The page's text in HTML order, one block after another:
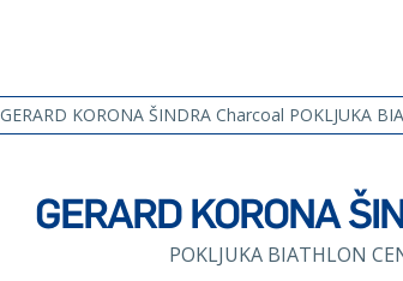
GERARD KORONA ŠINDRA Charcoal POKLJUKA
GERARD KORONA
POKLJUKA BIATHLON